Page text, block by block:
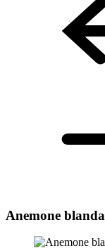
Anemone blanda